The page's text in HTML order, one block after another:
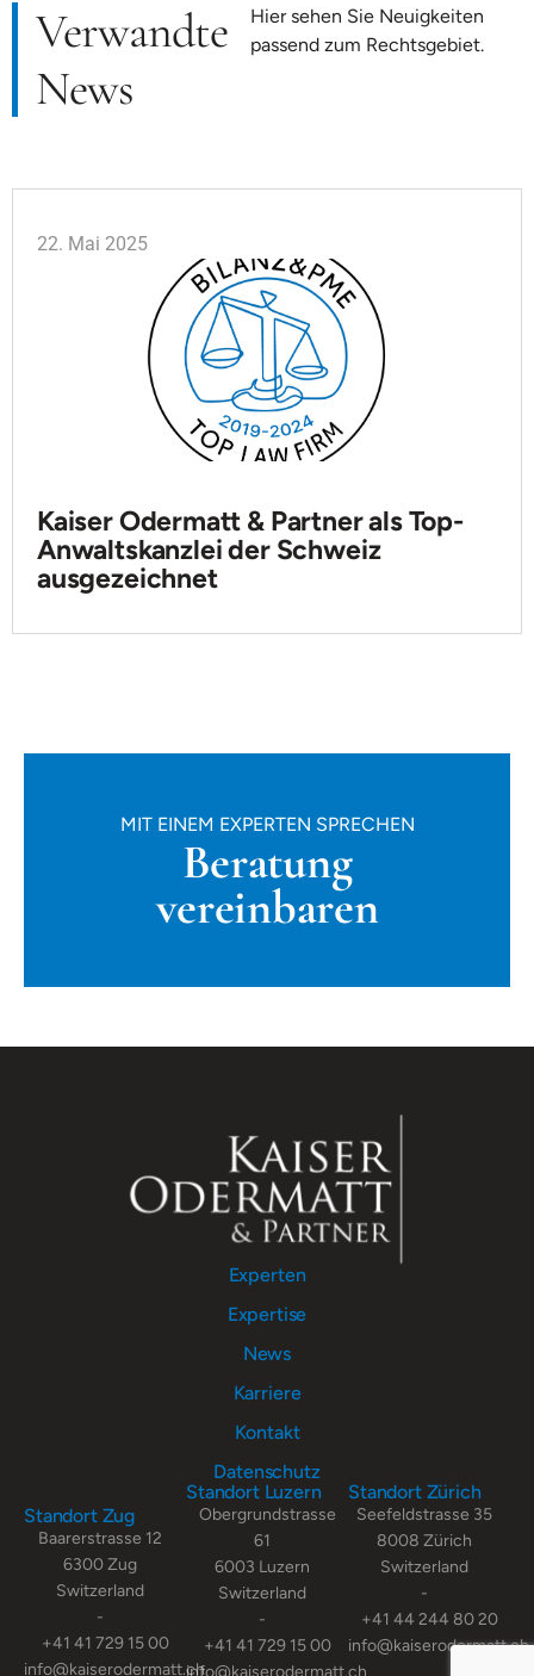
Verwandte
News
Hier sehen Sie Neuigkeiten
passend zum Rechtsgebiet.
22. Mai 2025
Kaiser Odermatt & Partner als Top-
Anwaltskanzlei der Schweiz
ausgezeichnet
MIT EINEM EXPERTEN SPRECHEN
Beratung
vereinbaren
Experten
Expertise
News
Karriere
Kontakt
Datenschutz
Standort Zug
Baarerstrasse 12
6300 Zug
Switzerland
-
+41 41 729 15 00
info@kaiserodermatt.ch
Standort Luzern
Obergrundstrasse
61
6003 Luzern
Switzerland
-
+41 41 729 15 00
info@kaiserodermatt.ch
Standort Zürich
Seefeldstrasse 35
8008 Zürich
Switzerland
-
+41 44 244 80 20
info@kaiserodermatt.ch